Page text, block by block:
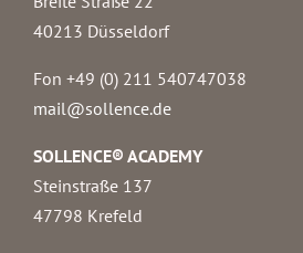
40213 Düsseldorf
Fon +49 (0) 211 540747038‬
mail@sollence.de
SOLLENCE® ACADEMY
Steinstraße 137
47798 Krefeld